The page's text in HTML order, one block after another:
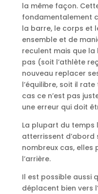
la même façon.
fondamentalement
la barre, le corps et
ensemble et de
reculent mais que
pas (soit l’athlète
nouveau replacer
l’équilibre, soit il
cas ce n’est pas
une erreur qui doit
La plupart du temps
atterrissent d’abord
nombreux cas, elles
l’arrière.
Il est possible aussi
déplacent bien vers